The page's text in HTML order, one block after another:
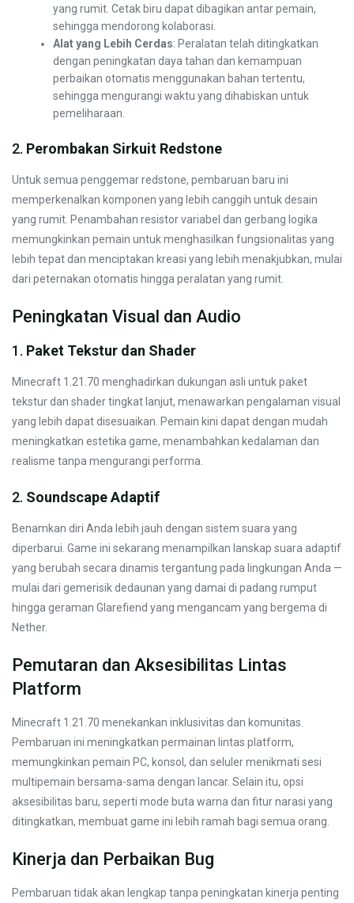
yang rumit. Cetak biru dapat dibagikan antar pemain,
sehingga mendorong kolaborasi.
Alat yang Lebih Cerdas: Peralatan telah ditingkatkan
dengan peningkatan daya tahan dan kemampuan
perbaikan otomatis menggunakan bahan tertentu,
sehingga mengurangi waktu yang dihabiskan untuk
pemeliharaan.
2. Perombakan Sirkuit Redstone
Untuk semua penggemar redstone, pembaruan baru ini
memperkenalkan komponen yang lebih canggih untuk desain
yang rumit. Penambahan resistor variabel dan gerbang logika
memungkinkan pemain untuk menghasilkan fungsionalitas yang
lebih tepat dan menciptakan kreasi yang lebih menakjubkan, mulai
dari peternakan otomatis hingga peralatan yang rumit.
Peningkatan Visual dan Audio
1. Paket Tekstur dan Shader
Minecraft 1.21.70 menghadirkan dukungan asli untuk paket
tekstur dan shader tingkat lanjut, menawarkan pengalaman visual
yang lebih dapat disesuaikan. Pemain kini dapat dengan mudah
meningkatkan estetika game, menambahkan kedalaman dan
realisme tanpa mengurangi performa.
2. Soundscape Adaptif
Benamkan diri Anda lebih jauh dengan sistem suara yang
diperbarui. Game ini sekarang menampilkan lanskap suara adaptif
yang berubah secara dinamis tergantung pada lingkungan Anda —
mulai dari gemerisik dedaunan yang damai di padang rumput
hingga geraman Glarefiend yang mengancam yang bergema di
Nether.
Pemutaran dan Aksesibilitas Lintas
Platform
Minecraft 1.21.70 menekankan inklusivitas dan komunitas.
Pembaruan ini meningkatkan permainan lintas platform,
memungkinkan pemain PC, konsol, dan seluler menikmati sesi
multipemain bersama-sama dengan lancar. Selain itu, opsi
aksesibilitas baru, seperti mode buta warna dan fitur narasi yang
ditingkatkan, membuat game ini lebih ramah bagi semua orang.
Kinerja dan Perbaikan Bug
Pembaruan tidak akan lengkap tanpa peningkatan kinerja penting